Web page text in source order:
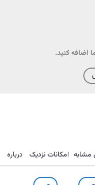
اضافه کنید.
تماس مشابه امکانات نزدیک درباره